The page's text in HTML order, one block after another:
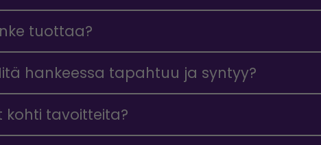
tuottaa?
hankeessa tapahtuu ja syntyy?
kohti tavoitteita?